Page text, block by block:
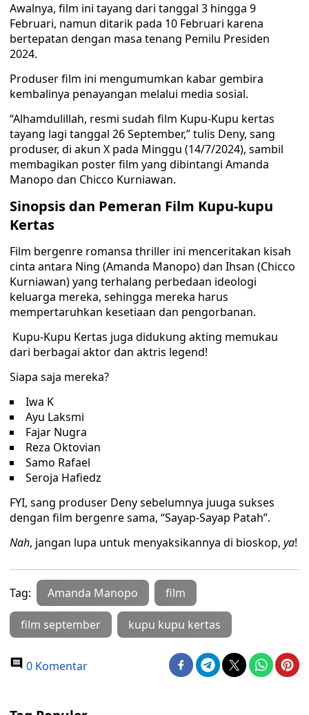
Awalnya, film ini tayang dari tanggal 3 hingga 9
Februari, namun ditarik pada 10 Februari karena
bertepatan dengan masa tenang Pemilu Presiden
2024.
Produser film ini mengumumkan kabar gembira
kembalinya penayangan melalui media sosial.
“Alhamdulillah, resmi sudah film Kupu-Kupu kertas
tayang lagi tanggal 26 September,” tulis Deny, sang
produser, di akun X pada Minggu (14/7/2024), sambil
membagikan poster film yang dibintangi Amanda
Manopo dan Chicco Kurniawan.
Sinopsis dan Pemeran Film Kupu-kupu
Kertas
Film bergenre romansa thriller ini menceritakan kisah
cinta antara Ning (Amanda Manopo) dan Ihsan (Chicco
Kurniawan) yang terhalang perbedaan ideologi
keluarga mereka, sehingga mereka harus
mempertaruhkan kesetiaan dan pengorbanan.
Kupu-Kupu Kertas juga didukung akting memukau
dari berbagai aktor dan aktris legend!
Siapa saja mereka?
Iwa K
Ayu Laksmi
Fajar Nugra
Reza Oktovian
Samo Rafael
Seroja Hafiedz
FYI, sang produser Deny sebelumnya juuga sukses
dengan film bergenre sama, “Sayap-Sayap Patah”.
Nah, jangan lupa untuk menyaksikannya di bioskop, ya!
Tag: Amanda Manopo film
film september kupu kupu kertas
0 Komentar